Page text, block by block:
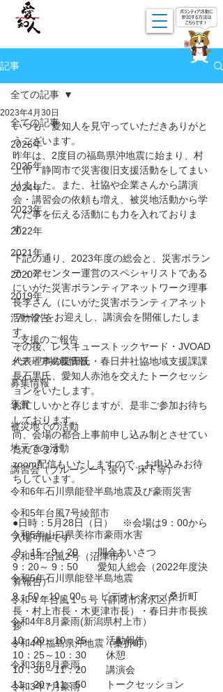
記事
全ての記事
2026年
2025年
2024年
2023年
2022年
2021年
2020年
2019年
活動報告
ご支援のご報告
メディア掲載情報
募集情報
褒賞
被災地での活動
地元での活動
講習会（ブルーシート張り・床下等）
令和6年石川県能登半島地震及び豪雨災害
令和5年台風7号綾部市
令和5年山口県美祢市豪雨水害
令和5年台風2号（沼津市）
令和5年石川県能登半島地震
令和４年台風１５号（静岡市清水区）
令和4年8月豪雨(新潟県村上市）
令和4年福島県沖地震（桑折町）
令和3年8月豪雨
令和3年7月豪雨
全ての記事
2023年4月30日
いつも、愛知人を見守っていただきありがと
うございます。
昨年は、2度目の福島県沖地震に始まり、村
上市・静岡市で災害復旧支援活動をしてまい
りました。また、社協や企業さんから講演
会・講習会の依頼も増え、被災地活動から学
んだ事を伝える活動にも力を入れておりま
す。
下記の通り、2023年度の総会と、災害ボラン
ティアセンター運営のスペシャリストである
にいがた災害ボランティアネットワーク理事
長李さん（にいがた災害ボランティアネット
ワーク をお迎えし、講演会を開催したしま
す。
その後、レスキューストックヤード・JVOAD
代表理事の栗田氏・春日井社協地域支援課課
長石黒氏、愛知人赤池を交えたトークセッシ
ョンをいたします。
お忙しいかと存じますが、是非ご参加お待ち
しております。
尚、会場の都合上事前申し込み制とさせてい
ただきます。
zoom配信もいたしますので、お申込みお待
ちしています。
●日時：5月28日（日）　※会場は9：00から
入場可能です
9：15～9：20　　開会あいさつ
9：20～ 9：50　　愛知人総会（2022年度決
算報告）
9：50～10：00　　ビデオレター（桑折町
長・村上市長・木更津市長）・春日井市長挨
拶
10：00～10：25　　活動報告
10：25～10：30　　休憩
10：30～11：20　　講演会
11：20～11：50　　トークセッション